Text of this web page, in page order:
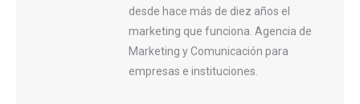
desde hace más de diez años el
marketing que funciona. Agencia de
Marketing y Comunicación para
empresas e instituciones.